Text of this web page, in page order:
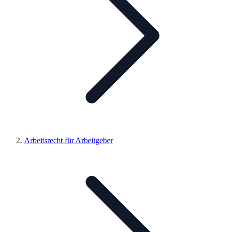
Arbeitsrecht für Arbeitgeber